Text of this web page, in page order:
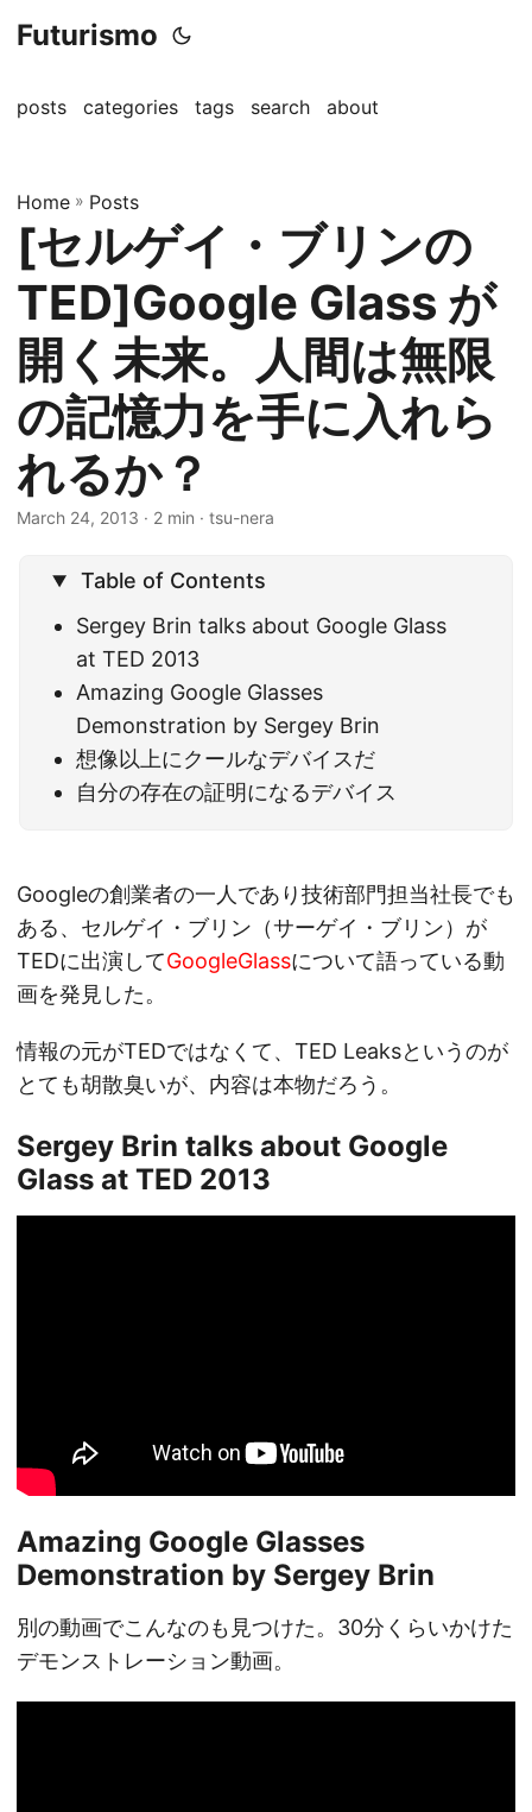
Futurismo
posts categories tags search about
Home » Posts
[セルゲイ・ブリンの
TED]Google Glass が
開く未来。人間は無限
の記憶力を手に入れら
れるか？
March 24, 2013 · 2 min · tsu-nera
Table of Contents
Sergey Brin talks about Google Glass
at TED 2013
Amazing Google Glasses
Demonstration by Sergey Brin
想像以上にクールなデバイスだ
自分の存在の証明になるデバイス
Googleの創業者の一人であり技術部門担当社長でも
ある、セルゲイ・ブリン（サーゲイ・ブリン）が
TEDに出演してGoogleGlassについて語っている動
画を発見した。
情報の元がTEDではなくて、TED Leaksというのが
とても胡散臭いが、内容は本物だろう。
Sergey Brin talks about Google
Glass at TED 2013
Amazing Google Glasses
Demonstration by Sergey Brin
別の動画でこんなのも見つけた。30分くらいかけた
デモンストレーション動画。